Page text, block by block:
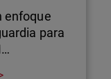
enfoque
para